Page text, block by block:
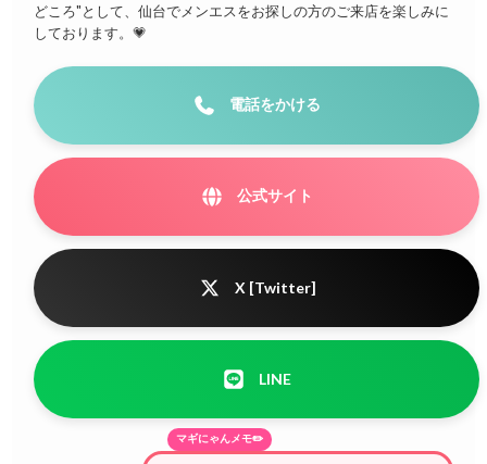
どころ"として、仙台でメンエスをお探しの方のご来店を楽しみに
しております。💗
電話をかける
公式サイト
X [Twitter]
LINE
マギにゃんメモ✏️